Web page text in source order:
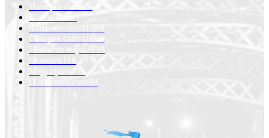
Интересно
Статьи
Фото космоса
1999
Галерея сайта 1068
Новости науки
Человек
Медицина
IT-технологии99